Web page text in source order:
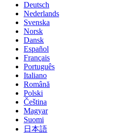
Deutsch
Nederlands
Svenska
Norsk
Dansk
Español
Français
Português
Italiano
Română
Polski
Čeština
Magyar
Suomi
日本語